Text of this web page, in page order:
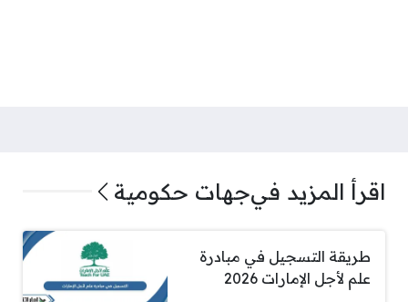
اقرأ المزيد فيجهات حكومية
طريقة التسجيل في مبادرة
علم لأجل الإمارات 2026